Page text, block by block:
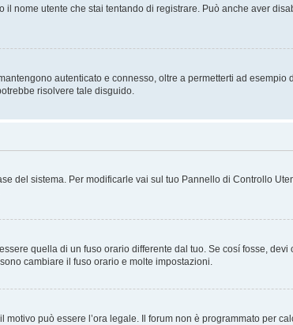
nome utente che stai tentando di registrare. Può anche aver
autenticato e connesso, oltre a permetterti ad
risolvere tale disguido.
del sistema. Per modificarle vai sul tuo Pannello di Controllo
quella di un fuso orario differente dal tuo. Se cosí fosse,
cambiare il fuso orario e molte impostazioni.
può essere l’ora legale. Il forum non è programmato per